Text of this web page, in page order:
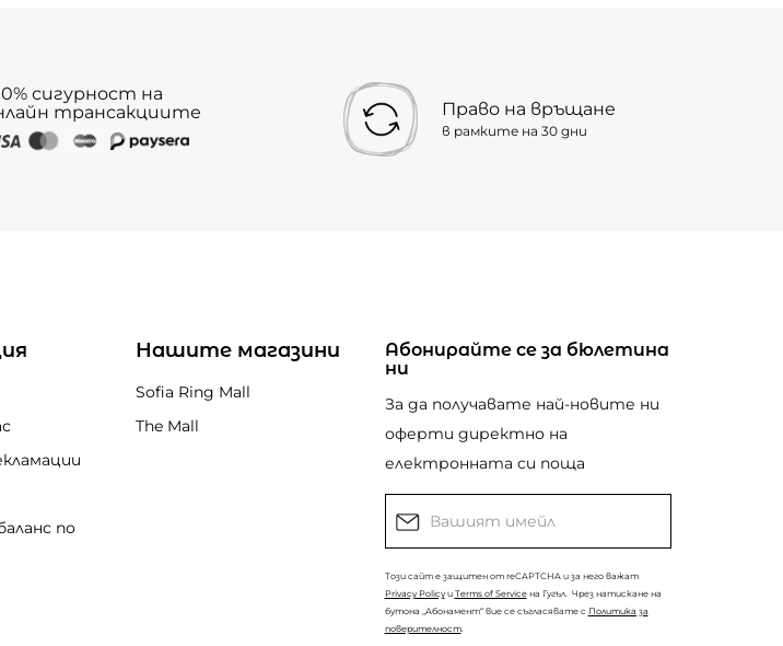
сигурност на
трансакциите
Право на връщане
в рамките на 30 дни
по
Нашите магазини
Sofia Ring Mall
The Mall
Абонирайте се за бюлетина
ни
За да получавате най-новите ни
оферти директно на
електронната си поща
Този сайт е защитен от reCAPTCHA и за него важат
Privacy Policyи Terms of Serviceна Гугъл. Чрез натискане на
бутона „Абонамент“ вие се съгласявате с Политика за
поверителност.